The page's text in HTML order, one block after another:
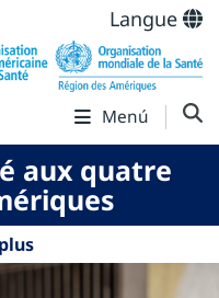
Langue
Menú
aux quatre